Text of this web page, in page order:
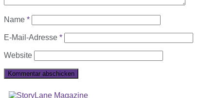
Name *
E-Mail-Adresse *
Website